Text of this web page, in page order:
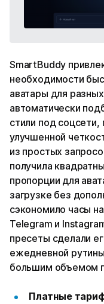
SmartBuddy
необходимости
аватары для
автоматически
стили под
улучшенной
из простых
получила
пропорции для
загрузке без
сэкономило часы
Telegram и
пресеты сделали
ежедневной
большим объемом
Платные